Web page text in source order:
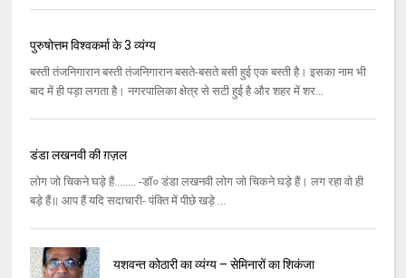
पुरुषोत्तम विश्‍वकर्मा के 3 व्यंग्य
बस्‍ती तंजनिगारान बस्‍ती तंजनिगारान बसते-बसते बसी हुई एक बस्‍ती है। इसका नाम भी
बाद में ही पड़ा लगता है। नगरपालिका क्षेत्र से सटी हुई है और शहर में शर...
डंडा लखनवी की ग़ज़ल
लोग जो चिकने घड़े हैं........ -डॉ० डंडा लखनवी लोग जो चिकने घड़े हैं। लग रहा वो ही
बड़े हैं॥ आप हैं यदि सदाचारी- पंक्ति में पीछे खड़े ...
यशवन्त कोठारी का व्यंग्य – सेमिनारों का शिकंजा